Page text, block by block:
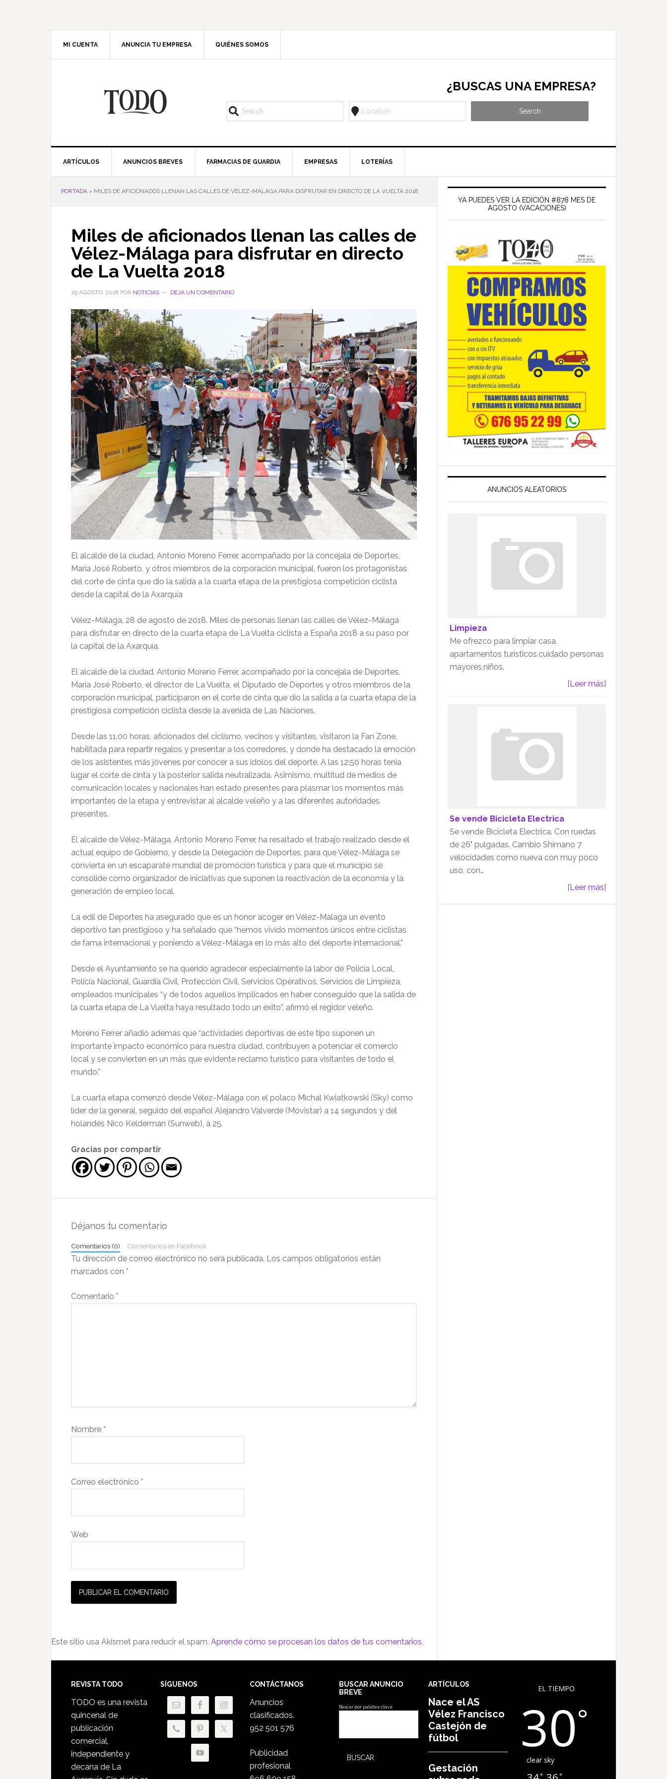
MI CUENTA ANUNCIA TU EMPRESA QUIÉNES SOMOS
¿BUSCAS UNA EMPRESA?
Search
ARTÍCULOS ANUNCIOS BREVES FARMACIAS DE GUARDIA EMPRESAS LOTERÍAS
PORTADA » MILES DE AFICIONADOS LLENAN LAS CALLES DE VÉLEZ-MÁLAGA PARA DISFRUTAR EN DIRECTO DE LA VUELTA 2018
Miles de aficionados llenan las calles de
Vélez-Málaga para disfrutar en directo
de La Vuelta 2018
29 AGOSTO, 2018 POR NOTICIAS DEJA UN COMENTARIO
El alcalde de la ciudad, Antonio Moreno Ferrer, acompañado por la concejala de Deportes,
María José Roberto, y otros miembros de la corporación municipal, fueron los protagonistas
del corte de cinta que dio la salida a la cuarta etapa de la prestigiosa competición ciclista
desde la capital de la Axarquía
Vélez-Málaga, 28 de agosto de 2018. Miles de personas llenan las calles de Vélez-Málaga
para disfrutar en directo de la cuarta etapa de La Vuelta ciclista a España 2018 a su paso por
la capital de la Axarquía.
El alcalde de la ciudad, Antonio Moreno Ferrer, acompañado por la concejala de Deportes,
María José Roberto, el director de La Vuelta, el Diputado de Deportes y otros miembros de la
corporación municipal, participaron en el corte de cinta que dio la salida a la cuarta etapa de la
prestigiosa competición ciclista desde la avenida de Las Naciones.
Desde las 11.00 horas, aficionados del ciclismo, vecinos y visitantes, visitaron la Fan Zone,
habilitada para repartir regalos y presentar a los corredores, y donde ha destacado la emoción
de los asistentes más jóvenes por conocer a sus ídolos del deporte. A las 12:50 horas tenía
lugar el corte de cinta y la posterior salida neutralizada. Asimismo, multitud de medios de
comunicación locales y nacionales han estado presentes para plasmar los momentos más
importantes de la etapa y entrevistar al alcalde veleño y a las diferentes autoridades
presentes.
El alcalde de Vélez-Málaga, Antonio Moreno Ferrer, ha resaltado el trabajo realizado desde el
actual equipo de Gobierno, y desde la Delegación de Deportes, para que Vélez-Málaga se
convierta en un escaparate mundial de promoción turística y para que el municipio se
consolide como organizador de iniciativas que suponen la reactivación de la economía y la
generación de empleo local.
La edil de Deportes ha asegurado que es un honor acoger en Vélez-Málaga un evento
deportivo tan prestigioso y ha señalado que “hemos vivido momentos únicos entre ciclistas
de fama internacional y poniendo a Vélez-Málaga en lo más alto del deporte internacional.”
Desde el Ayuntamiento se ha querido agradecer especialmente la labor de Policía Local,
Policía Nacional, Guardia Civil, Protección Civil, Servicios Operativos, Servicios de Limpieza,
empleados municipales “y de todos aquellos implicados en haber conseguido que la salida de
la cuarta etapa de La Vuelta haya resultado todo un éxito”, afirmó el regidor veleño.
Moreno Ferrer añadió además que “actividades deportivas de este tipo suponen un
importante impacto económico para nuestra ciudad, contribuyen a potenciar el comercio
local y se convierten en un más que evidente reclamo turístico para visitantes de todo el
mundo.”
La cuarta etapa comenzó desde Vélez-Málaga con el polaco Michal Kwiatkowski (Sky) como
líder de la general, seguido del español Alejandro Valverde (Movistar) a 14 segundos y del
holandés Nico Kelderman (Sunweb), a 25.
Gracias por compartir
con
lectores
Déjanos tu comentario
Comentarios (0) Comentarios en Facebook
Tu dirección de correo electrónico no será publicada. Los campos obligatorios están
marcados con *
Comentario *
Nombre *
Correo electrónico *
Web
Este sitio usa Akismet para reducir el spam. Aprende cómo se procesan los datos de tus comentarios.
Barra
lateral
principal
YA PUEDES VER LA EDICIÓN #878 MES DE
AGOSTO (VACACIONES)
ANUNCIOS ALEATORIOS
Limpieza
Me ofrezco para limpiar casa,
apartamentos turísticos,cuidado personas
mayores,niños.
[Leer más]
Se vende Bicicleta Electrica
Se vende Bicicleta Electrica. Con ruedas
de 26" pulgadas. Cambio Shimano 7
velocidades como nueva con muy poco
uso, con…
[Leer más]
Footer
REVISTA TODO
TODO es una revista
quincenal de
publicación
comercial,
independiente y
decana de La
SÍGUENOS CONTÁCTANOS
Anuncios
clasificados.
952 501 576
Publicidad
profesional
BUSCAR ANUNCIO
BREVE
Buscar por palabra clave
ARTÍCULOS
Nace el AS
Vélez Francisco
Castejón de
fútbol
Gestación
EL TIEMPO
30°
clear sky
° °